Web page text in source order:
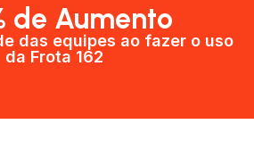
de Aumento
das equipes ao fazer o uso
da Frota 162​